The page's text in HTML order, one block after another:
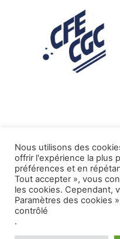
Mentions légales
Tous droits réservés
Nous utilisons des
offrir l'expérience la plus
préférences et en
Tout accepter », vous
les cookies. Cependant,
Paramètres des cookies
contrôlé
.